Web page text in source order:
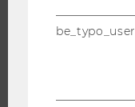
ORGANISATIONbe_typo_user